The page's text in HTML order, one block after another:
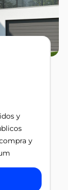
y
y